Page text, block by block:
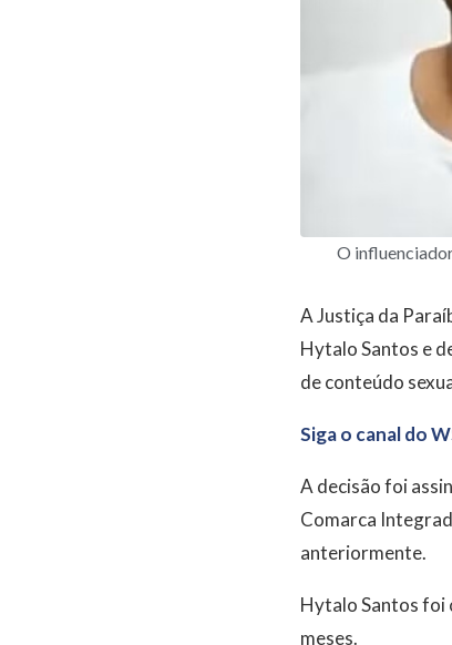
O
A Justiça da
Hytalo Santos e
de conteúdo
Siga o canal do
A decisão foi
Comarca
anteriormente.
Hytalo Santos foi
meses.